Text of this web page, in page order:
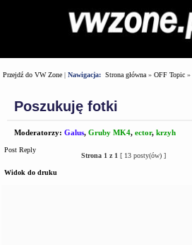
Przejdź do VW Zone | Nawigacja: Strona główna » OFF Topic »
Poszukuję fotki
Moderatorzy: Galus, Gruby MK4, ector, krzyh
Post Reply
Strona 1 z 1 [ 13 posty(ów) ]
Widok do druku